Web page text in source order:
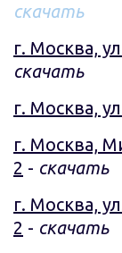
скачать
г. Москва,
скачать
г. Москва,
г. Москва,
2 - скачать
г. Москва,
2 - скачать